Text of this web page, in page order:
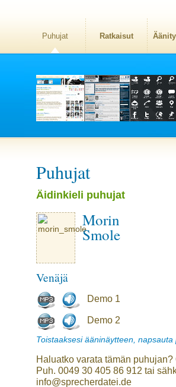
Puhujat Ratkaisut
Puhujat
Äidinkieli puhujat
Morin
Smole
Venäjä
Demo 1
Demo 2
Toistaaksesi ääninäytteen, napsauta
Haluatko varata tämän puhujan?
Puh. 0049 30 405 86 912 tai
info@sprecherdatei.de